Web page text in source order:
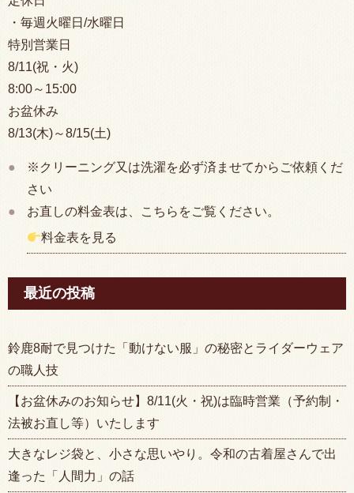
・毎週火曜日/水曜日
特別営業日
8/11(祝・火)
8:00～15:00
お盆休み
8/13(木)～8/15(土)
※クリーニング又は洗濯を必ず済ませてからご依頼くだ
さい
お直しの料金表は、こちらをご覧ください。
料金表を見る
最近の投稿
鈴鹿8耐で見つけた「動けない服」の秘密とライダーウェア
の職人技
【お盆休みのお知らせ】8/11(火・祝)は臨時営業（予約制・
法被お直し等）いたします
大きなレジ袋と、小さな思いやり。令和の古着屋さんで出
逢った「人間力」の話